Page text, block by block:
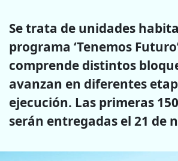
Se trata de unidades
programa ‘Tenemos
comprende distintos
avanzan en diferentes
ejecución. Las primeras
serán entregadas el 21 de